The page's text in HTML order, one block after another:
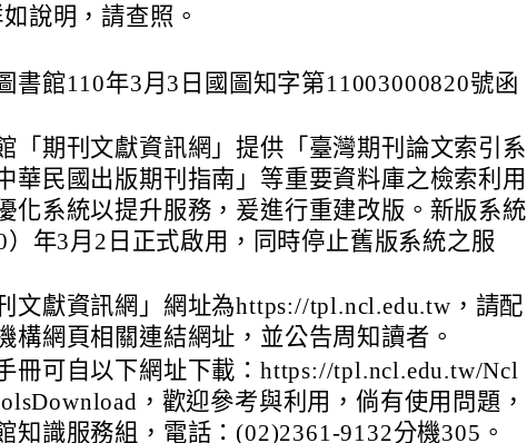
說明，請查照。
書館110年3月3日國圖知字第11003000820號函
「期刊文獻資訊網」提供「臺灣期刊論文索引系
華民國出版期刊指南」等重要資料庫之檢索利用
化系統以提升服務，爰進行重建改版。新版系統
）年3月2日正式啟用，同時停止舊版系統之服
文獻資訊網」網址為https://tpl.ncl.edu.tw，請配
構網頁相關連結網址，並公告周知讀者。
冊可自以下網址下載：https://tpl.ncl.edu.tw/Ncl
，歡迎參考與利用，倘有使用問題，
知識服務組，電話：(02)2361-9132分機305。